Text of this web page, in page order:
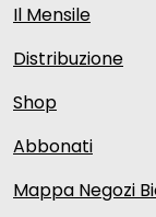
Il Mensile
Distribuzione
Shop
Abbonati
Mappa Negozi